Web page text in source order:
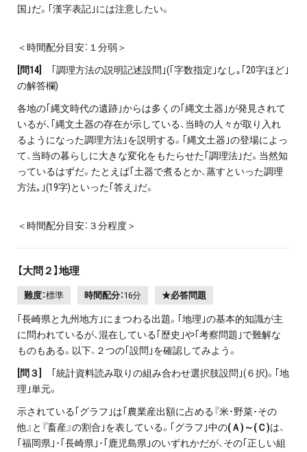
国｣だ。｢漢字表記｣には注意したい。
＜時間配分目安：１分弱＞
問14]
｢調理方法の説明記述設問｣(｢字数指定｣なし｡｢20字ほど｣
の解答欄)
各地の｢縄文時代の遺跡｣からは多くの｢縄文土器｣が発見されて
いるが、｢縄文土器の存在が示している、当時の人々が取り入れ
るようになった調理方法｣を説明する。｢縄文土器｣の登場によっ
て、当時の暮らしに大きな変化をもたらせた｢調理法｣だ。当然知
っているはずだ。たとえば｢土器で煮るとか、蒸すといった調理
方法｡｣(19字)といった｢答え｣だ。
＜時間配分目安：３分程度＞
【大問２】地理
難度：標準 時間配分：16分 ★必答問題
｢長崎県と九州地方｣にまつわる出題。｢地理｣の基本的知識が主
に問われているが、混在している｢歴史｣や｢考察問題｣で難解な
ものもある。以下、２つの｢設問｣を確認してみよう。
[問３]
｢統計資料読み取りの組み合わせ選択肢設問｣(６択)。｢地
理｣単元。
示されている｢グラフ｣は｢農業産出額に占める『米･野菜･その
他』と『畜産』の割合｣を表している。｢グラフ｣中の(Ａ)～(Ｃ)は、
｢福岡県｣･｢長崎県｣･｢鹿児島県｣のいずれかだが、その｢正しい組